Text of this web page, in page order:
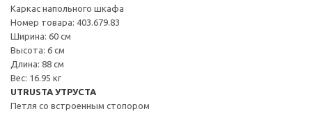
Каркас напольного шкафа
Номер товара: 403.679.83
Ширина: 60 см
Высота: 6 см
Длина: 88 см
Вес: 16.95 кг
UTRUSTA УТРУСТА
Петля со встроенным стопором